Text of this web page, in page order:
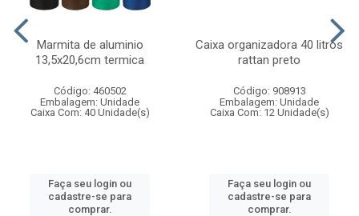
Marmita de aluminio
13,5x20,6cm termica
Código: 460502
Embalagem: Unidade
Caixa Com: 40 Unidade(s)
Faça seu login ou
cadastre-se para
comprar.
Caixa organizadora 40 litros
rattan preto
Código: 908913
Embalagem: Unidade
Caixa Com: 12 Unidade(s)
Faça seu login ou
cadastre-se para
comprar.